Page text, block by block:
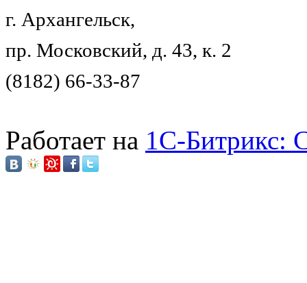
г. Архангельск,
пр. Московский, д. 43, к. 2
(8182) 66-33-87
Работает на 1C-Битрикс: